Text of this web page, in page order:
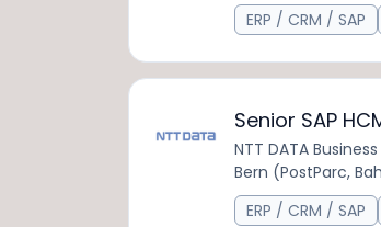
ERP / CRM / SAP
Senior SAP
NTT DATA
Bern (PostParc,
ERP / CRM / SAP